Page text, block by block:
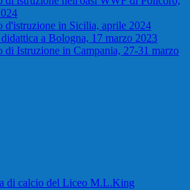
d'istruzione in Sicilia, aprile 2024
a Bologna, 17 marzo 2023
di Istruzione in Campania, 27-31 marzo
di calcio del Liceo M.L.King